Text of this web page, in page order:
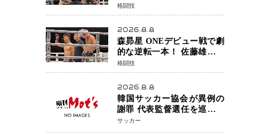
ローが相次ぐ波乱の展開…
涙の勝利「生まれてくる娘
のために750万円を使いた
い」
格闘技
2026.8.8
森昴星 ONEデビュー戦で劇
的な逆転一本！ 佐藤雄介の
強烈な打撃を耐え抜き、リ
アネイキッドチョークで勝
利
格闘技
2026.8.8
韓国サッカー協会が異例の
謝罪 代表監督選任を巡る疑
惑など相次ぐ問題「組織の
刷新」誓う
サッカー